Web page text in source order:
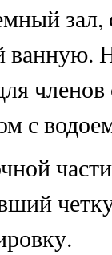
с